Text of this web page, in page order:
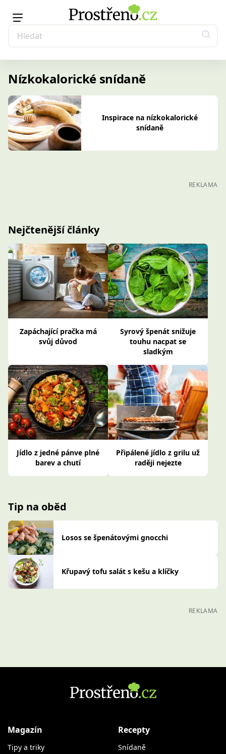
Nízkokalorické snídaně
Inspirace na nízkokalorické
snídaně
REKLAMA
Nejčtenější články
Zapáchající pračka má
svůj důvod
Syrový špenát snižuje
touhu nacpat se
sladkým
Jídlo z jedné pánve plné
barev a chutí
Připálené jídlo z grilu už
raději nejezte
Tip na oběd
Losos se špenátovými gnocchi
Křupavý tofu salát s kešu a klíčky
REKLAMA
Magazín
Tipy a triky
Recepty
Snídaně